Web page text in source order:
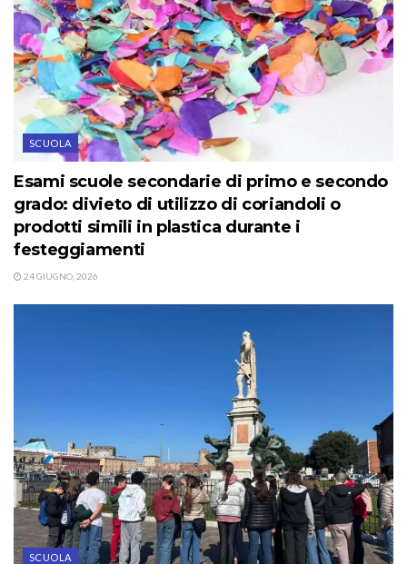
SCUOLA
Esami scuole secondarie di primo e secondo
grado: divieto di utilizzo di coriandoli o
prodotti simili in plastica durante i
festeggiamenti
24 GIUGNO, 2026
SCUOLA